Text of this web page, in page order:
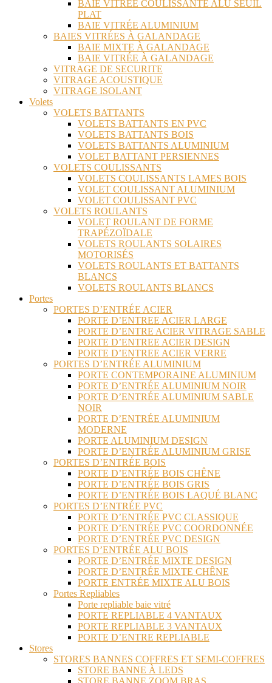
BAIE VITRÉE COULISSANTE ALU SEUIL
PLAT
BAIE VITRÉE ALUMINIUM
BAIES VITRÉES À GALANDAGE
BAIE MIXTE À GALANDAGE
BAIE VITRÉE À GALANDAGE
VITRAGE DE SECURITE
VITRAGE ACOUSTIQUE
VITRAGE ISOLANT
Volets
VOLETS BATTANTS
VOLETS BATTANTS EN PVC
VOLETS BATTANTS BOIS
VOLETS BATTANTS ALUMINIUM
VOLET BATTANT PERSIENNES
VOLETS COULISSANTS
VOLETS COULISSANTS LAMES BOIS
VOLET COULISSANT ALUMINIUM
VOLET COULISSANT PVC
VOLETS ROULANTS
VOLET ROULANT DE FORME
TRAPÉZOÏDALE
VOLETS ROULANTS SOLAIRES
MOTORISÉS
VOLETS ROULANTS ET BATTANTS
BLANCS
VOLETS ROULANTS BLANCS
Portes
PORTES D’ENTRÉE ACIER
PORTE D’ENTREE ACIER LARGE
PORTE D’ENTRE ACIER VITRAGE SABLE
PORTE D’ENTREE ACIER DESIGN
PORTE D’ENTREE ACIER VERRE
PORTES D’ENTRÉE ALUMINIUM
PORTE CONTEMPORAINE ALUMINIUM
PORTE D’ENTRÉE ALUMINIUM NOIR
PORTE D’ENTRÉE ALUMINIUM SABLE
NOIR
PORTE D’ENTRÉE ALUMINIUM
MODERNE
PORTE ALUMINIUM DESIGN
PORTE D’ENTRÉE ALUMINIUM GRISE
PORTES D’ENTRÉE BOIS
PORTE D’ENTRÉE BOIS CHÊNE
PORTE D’ENTRÉE BOIS GRIS
PORTE D’ENTRÉE BOIS LAQUÉ BLANC
PORTES D’ENTRÉE PVC
PORTE D’ENTRÉE PVC CLASSIQUE
PORTE D’ENTRÉE PVC COORDONNÉE
PORTE D’ENTRÉE PVC DESIGN
PORTES D’ENTRÉE ALU BOIS
PORTE D’ENTRÉE MIXTE DESIGN
PORTE D’ENTRÉE MIXTE CHÊNE
PORTE ENTRÉE MIXTE ALU BOIS
Portes Repliables
Porte repliable baie vitré
PORTE REPLIABLE 4 VANTAUX
PORTE REPLIABLE 3 VANTAUX
PORTE D’ENTRE REPLIABLE
Stores
STORES BANNES COFFRES ET SEMI-COFFRES
STORE BANNE À LEDS